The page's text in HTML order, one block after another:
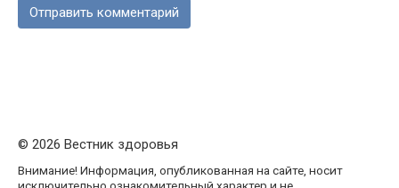
© 2026 Вестник здоровья
Внимание! Информация, опубликованная на сайте, носит